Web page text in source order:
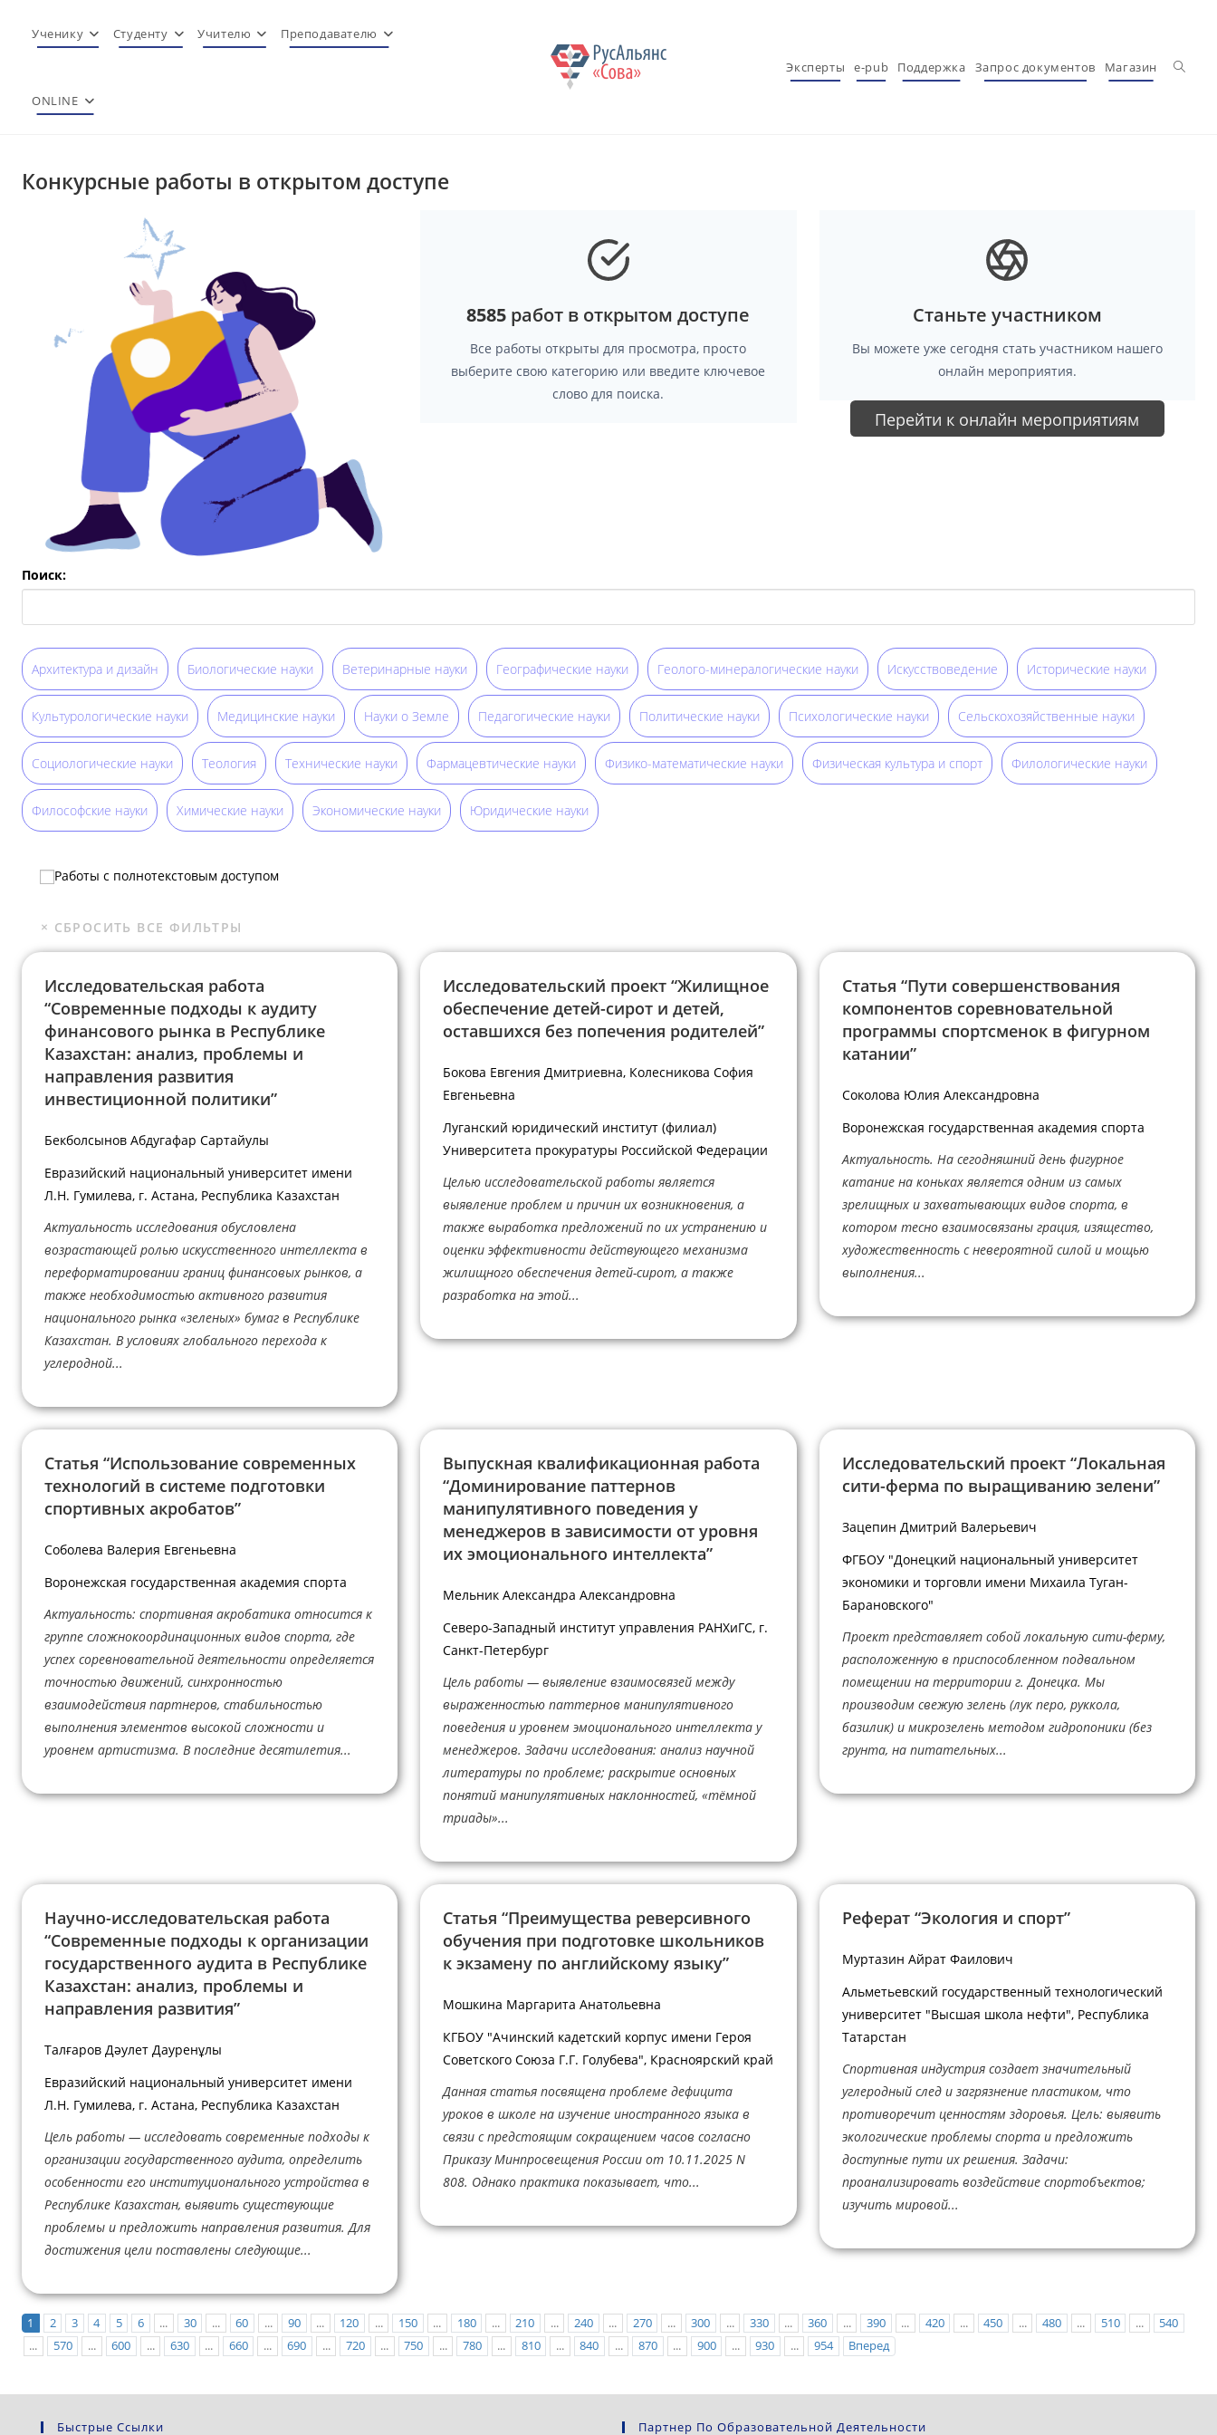
Ученику Студенту Учителю Преподавателю
ONLINE
Эксперты e-pub Поддержка Запрос документов Магазин
Конкурсные работы в открытом доступе
8585 работ в открытом доступе
Все работы открыты для просмотра, просто
выберите свою категорию или введите ключевое
слово для поиска.
Станьте участником
Вы можете уже сегодня стать участником нашего
онлайн мероприятия.
Перейти к онлайн мероприятиям
Поиск:
Архитектура и дизайн Биологические науки Ветеринарные науки Географические науки Геолого-минералогические науки Искусствоведение Исторические науки
Культурологические науки Медицинские науки Науки о Земле Педагогические науки Политические науки Психологические науки Сельскохозяйственные науки
Социологические науки Теология Технические науки Фармацевтические науки Физико-математические науки Физическая культура и спорт Филологические науки
Философские науки Химические науки Экономические науки Юридические науки
Работы с полнотекстовым доступом
Исследовательская работа
“Современные подходы к аудиту
финансового рынка в Республике
Казахстан: анализ, проблемы и
направления развития
инвестиционной политики”
Бекболсынов Абдугафар Сартайулы
Евразийский национальный университет имени
Л.Н. Гумилева, г. Астана, Республика Казахстан
Актуальность исследования обусловлена
возрастающей ролью искусственного интеллекта в
переформатировании границ финансовых рынков, а
также необходимостью активного развития
национального рынка «зеленых» бумаг в Республике
Казахстан. В условиях глобального перехода к
углеродной...
Исследовательский проект “Жилищное
обеспечение детей-сирот и детей,
оставшихся без попечения родителей”
Бокова Евгения Дмитриевна, Колесникова София
Евгеньевна
Луганский юридический институт (филиал)
Университета прокуратуры Российской Федерации
Целью исследовательской работы является
выявление проблем и причин их возникновения, а
также выработка предложений по их устранению и
оценки эффективности действующего механизма
жилищного обеспечения детей-сирот, а также
разработка на этой...
Статья “Пути совершенствования
компонентов соревновательной
программы спортсменок в фигурном
катании”
Соколова Юлия Александровна
Воронежская государственная академия спорта
Актуальность. На сегодняшний день фигурное
катание на коньках является одним из самых
зрелищных и захватывающих видов спорта, в
котором тесно взаимосвязаны грация, изящество,
художественность с невероятной силой и мощью
выполнения...
Статья “Использование современных
технологий в системе подготовки
спортивных акробатов”
Соболева Валерия Евгеньевна
Воронежская государственная академия спорта
Актуальность: спортивная акробатика относится к
группе сложнокоординационных видов спорта, где
успех соревновательной деятельности определяется
точностью движений, синхронностью
взаимодействия партнеров, стабильностью
выполнения элементов высокой сложности и
уровнем артистизма. В последние десятилетия...
Выпускная квалификационная работа
“Доминирование паттернов
манипулятивного поведения у
менеджеров в зависимости от уровня
их эмоционального интеллекта”
Мельник Александра Александровна
Северо-Западный институт управления РАНХиГС, г.
Санкт-Петербург
Цель работы — выявление взаимосвязей между
выраженностью паттернов манипулятивного
поведения и уровнем эмоционального интеллекта у
менеджеров. Задачи исследования: анализ научной
литературы по проблеме; раскрытие основных
понятий манипулятивных наклонностей, «тёмной
триады»...
Исследовательский проект “Локальная
сити-ферма по выращиванию зелени”
Зацепин Дмитрий Валерьевич
ФГБОУ "Донецкий национальный университет
экономики и торговли имени Михаила Туган-
Барановского"
Проект представляет собой локальную сити-ферму,
расположенную в приспособленном подвальном
помещении на территории г. Донецка. Мы
производим свежую зелень (лук перо, руккола,
базилик) и микрозелень методом гидропоники (без
грунта, на питательных...
Научно-исследовательская работа
“Современные подходы к организации
государственного аудита в Республике
Казахстан: анализ, проблемы и
направления развития”
Талғаров Дәулет Дауренұлы
Евразийский национальный университет имени
Л.Н. Гумилева, г. Астана, Республика Казахстан
Цель работы — исследовать современные подходы к
организации государственного аудита, определить
особенности его институционального устройства в
Республике Казахстан, выявить существующие
проблемы и предложить направления развития. Для
достижения цели поставлены следующие...
Статья “Преимущества реверсивного
обучения при подготовке школьников
к экзамену по английскому языку”
Мошкина Маргарита Анатольевна
КГБОУ "Ачинский кадетский корпус имени Героя
Советского Союза Г.Г. Голубева", Красноярский край
Данная статья посвящена проблеме дефицита
уроков в школе на изучение иностранного языка в
связи с предстоящим сокращением часов согласно
Приказу Минпросвещения России от 10.11.2025 N
808. Однако практика показывает, что...
Реферат “Экология и спорт”
Муртазин Айрат Фаилович
Альметьевский государственный технологический
университет "Высшая школа нефти", Республика
Татарстан
Спортивная индустрия создает значительный
углеродный след и загрязнение пластиком, что
противоречит ценностям здоровья. Цель: выявить
экологические проблемы спорта и предложить
доступные пути их решения. Задачи:
проанализировать воздействие спортобъектов;
изучить мировой...
1 2 3 4 5 6 ... 30 ... 60 ... 90 ... 120 ... 150 ... 180 ... 210 ... 240 ... 270 ... 300 ... 330 ... 360 ... 390 ... 420 ... 450 ... 480 ... 510 ...
540
...
570 ... 600 ... 630 ... 660 ... 690 ... 720 ... 750 ... 780 ... 810 ... 840 ... 870 ... 900 ... 930 ... 954 Вперед
Быстрые Ссылки Партнер По Образовательной Деятельности